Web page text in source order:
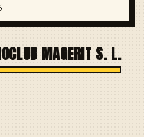
MAGERIT S. L.